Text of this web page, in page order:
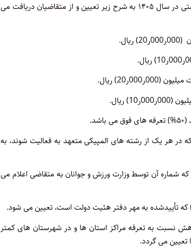
1ـ تعرفه صدور پروانه باشگاه و مجوز احداث ورزشگاه و مراکز خدمات ورزشی و تندرستی در سال ۱۴۰۵ به شرح زیر تعیین و از متقاضیان دریافت می
ریال.
ریال.
در هر یک از رشته های المپیکی متعهد به فعالیت شوند، به
شماره آن توسط وزارت ورزش و جوانان به متقاضی اعلام می
ورزشی در شهرستان تابع استان با پانزده درصد (۱۵%) کاهش نسبت به تعرفه مراکز استان ها و در شهرستان های کمتر